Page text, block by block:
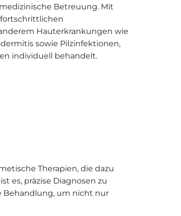
Betreuung. Mit
Hauterkrankungen wie
sowie Pilzinfektionen,
individuell behandelt.
Therapien, die dazu
es, präzise Diagnosen zu
Behandlung, um nicht nur